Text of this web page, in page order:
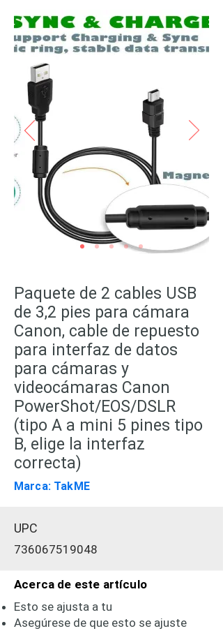
Paquete de 2 cables USB
de 3,2 pies para cámara
Canon, cable de repuesto
para interfaz de datos
para cámaras y
videocámaras Canon
PowerShot/EOS/DSLR
(tipo A a mini 5 pines tipo
B, elige la interfaz
correcta)
Marca: TakME
UPC
736067519048
Acerca de este artículo
Esto se ajusta a tu
Asegúrese de que esto se ajuste